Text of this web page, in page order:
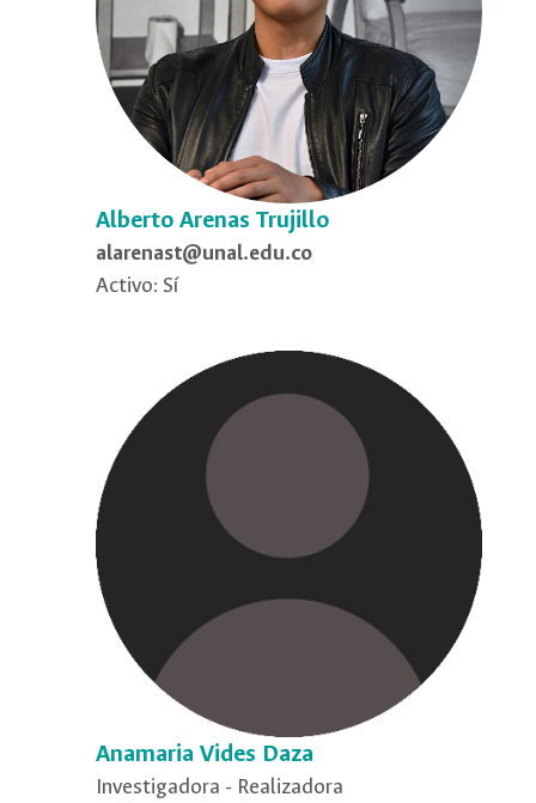
Alberto Arenas Trujillo
alarenast@unal.edu.co
Activo: Sí
Anamaria Vides Daza
Investigadora - Realizadora